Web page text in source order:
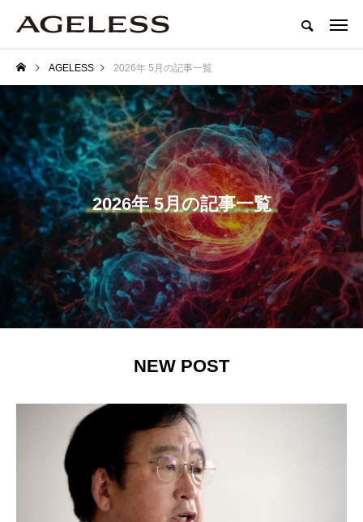
AGELESS 2026年 5月の記事一覧
2026年 5月の記事一覧
NEW POST